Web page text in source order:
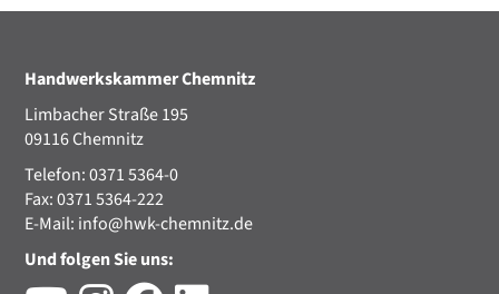
Handwerkskammer Chemnitz
Limbacher Straße 195
09116 Chemnitz
Telefon: 0371 5364-0
Fax: 0371 5364-222
E-Mail: info@hwk-chemnitz.de
Und folgen Sie uns: